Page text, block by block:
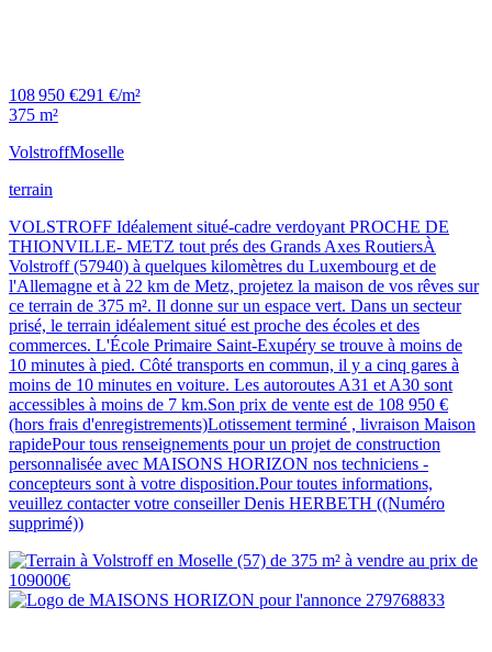
108 950 €291 €/m²
375 m²
VolstroffMoselle
terrain
VOLSTROFF Idéalement situé-cadre verdoyant PROCHE DE
THIONVILLE- METZ tout prés des Grands Axes RoutiersÀ
Volstroff (57940) à quelques kilomètres du Luxembourg et de
l'Allemagne et à 22 km de Metz, projetez la maison de vos rêves sur
ce terrain de 375 m². Il donne sur un espace vert. Dans un secteur
prisé, le terrain idéalement situé est proche des écoles et des
commerces. L'École Primaire Saint-Exupéry se trouve à moins de
10 minutes à pied. Côté transports en commun, il y a cinq gares à
moins de 10 minutes en voiture. Les autoroutes A31 et A30 sont
accessibles à moins de 7 km.Son prix de vente est de 108 950 €
(hors frais d'enregistrements)Lotissement terminé , livraison Maison
rapidePour tous renseignements pour un projet de construction
personnalisée avec MAISONS HORIZON nos techniciens -
concepteurs sont à votre disposition.Pour toutes informations,
veuillez contacter votre conseiller Denis HERBETH ((Numéro
supprimé))